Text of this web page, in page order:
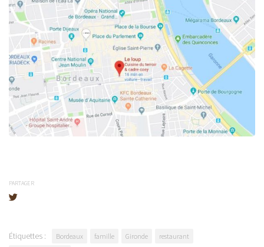
PARTAGER
Étiquettes : Bordeaux famille Gironde
restaurant